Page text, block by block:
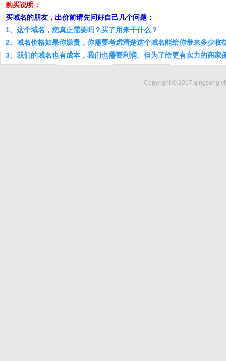
购买说明：
买域名的朋友，出价前请先问好自己几个问题：
1、这个域名，您真正需要吗？买了用来干什么？
2、域名价格如果你嫌贵，你需要考虑清楚这个域名能给你带来多少收
3、我们的域名也有成本，我们也需要利润。但为了给更有实力的商家
Copyright © 2017